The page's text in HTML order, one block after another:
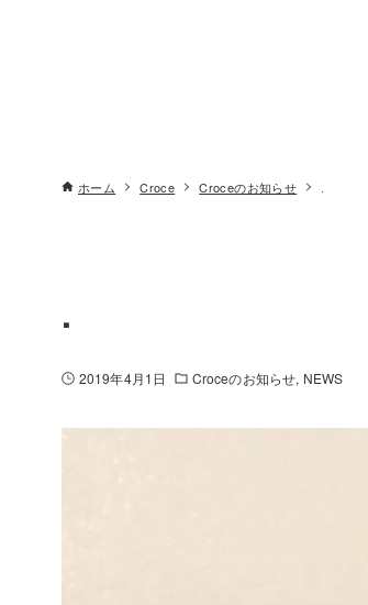
ホーム Croce Croceのお知らせ
.
2019年4月1日 Croceのお知らせ NEWS